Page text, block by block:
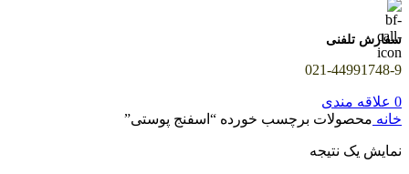
سفارش تلفنی
021-44991748-9
0 علاقه مندی
خانه محصولات برچسب خورده “اسفنج پوستی”
نمایش یک نتیجه